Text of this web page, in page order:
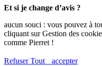
Et si je change d’avis ?
aucun souci : vous pouvez à
cliquant sur Gestion des
comme Pierret !
RefuserTout accepter